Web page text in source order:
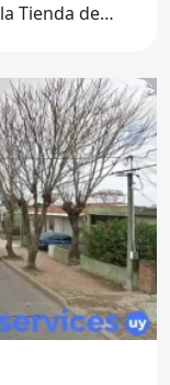
Tienda de